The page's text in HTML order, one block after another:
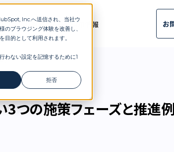
Inc.へ送信され、当社ウ
ブラウジング体験を改善し、
的として利用されます。
わない設定を記憶するために1
拒否
ブログ会社概要ニュース採用情報 お
例
3つの施策フェーズと推進例